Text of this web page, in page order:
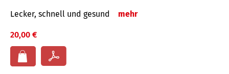
Lecker, schnell und gesund mehr
20,00 €